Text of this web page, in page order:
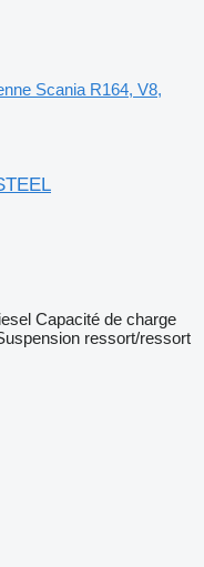
Scania R164, V8,
Capacité de charge
ressort/ressort